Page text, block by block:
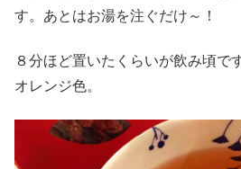
す。あとはお湯を注ぐだけ～！
８分ほど置いたくらいが飲み頃で
オレンジ色。